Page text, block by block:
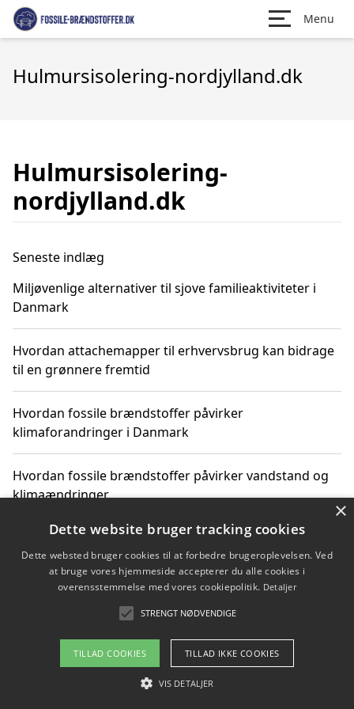
Menu
Hulmursisolering-nordjylland.dk
Hulmursisolering-
nordjylland.dk
Seneste indlæg
Miljøvenlige alternativer til sjove familieaktiviteter i
Danmark
Hvordan attachemapper til erhvervsbrug kan bidrage
til en grønnere fremtid
Hvordan fossile brændstoffer påvirker
klimaforandringer i Danmark
Hvordan fossile brændstoffer påvirker vandstand og
klimaændringer
Hvordan citater om fossile brændstoffer kan ændre
vores perspektiv
Om / kontakt
Blog Betingelser
×
Dette website bruger tracking cookies
Dette websted bruger cookies til at forbedre brugeroplevelsen. Ved
at bruge vores hjemmeside accepterer du alle cookies i
overensstemmelse med vores cookiepolitik. Detaljer
STRENGT NØDVENDIGE
TILLAD COOKIES TILLAD IKKE COOKIES
VIS DETALJER